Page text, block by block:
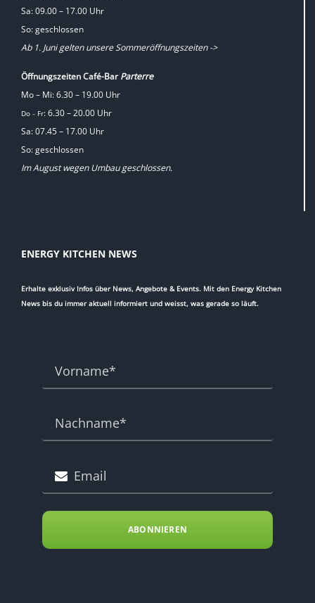
Sa: 09.00 – 17.00 Uhr
So: geschlossen
Ab 1. Juni gelten unsere Sommeröffnungszeiten ->
Öffnungszeiten Café-BarParterre
Mo – Mi: 6.30 – 19.00 Uhr
Do – Fr: 6.30 – 20.00 Uhr
Sa: 07.45 – 17.00 Uhr
So: geschlossen
Im August wegen Umbau geschlossen.
ENERGY KITCHEN NEWS
Erhalte exklusiv Infos über News, Angebote & Events. Mit den Energy Kitchen
News bis du immer aktuell informiert und weisst, was gerade so läuft.
ABONNIEREN